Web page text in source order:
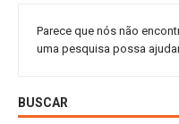
Parece que nós não
uma pesquisa possa
BUSCAR